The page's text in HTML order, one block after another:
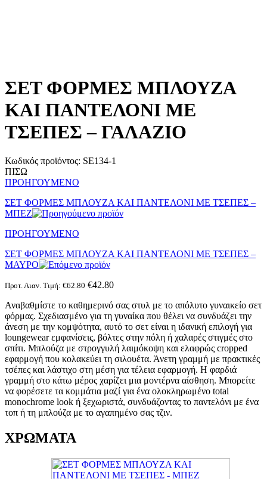
ΣΕΤ ΦΟΡΜΕΣ ΜΠΛΟΥΖΑ
ΚΑΙ ΠΑΝΤΕΛΟΝΙ ΜΕ
ΤΣΕΠΕΣ – ΓΑΛΑΖΙΟ
Κωδικός προϊόντος: SE134-1
ΠΙΣΩ
ΠΡΟΗΓΟΥΜΕΝΟ
ΣΕΤ ΦΟΡΜΕΣ ΜΠΛΟΥΖΑ ΚΑΙ ΠΑΝΤΕΛΟΝΙ ΜΕ ΤΣΕΠΕΣ –
ΜΠΕΖ
ΠΡΟΗΓΟΥΜΕΝΟ
ΣΕΤ ΦΟΡΜΕΣ ΜΠΛΟΥΖΑ ΚΑΙ ΠΑΝΤΕΛΟΝΙ ΜΕ ΤΣΕΠΕΣ –
ΜΑΥΡΟ
Προτ. Λιαν. Τιμή: €62.80 €42.80
Αναβαθμίστε το καθημερινό σας στυλ με το απόλυτο γυναικείο σετ
φόρμας. Σχεδιασμένο για τη γυναίκα που θέλει να συνδυάζει την
άνεση με την κομψότητα, αυτό το σετ είναι η ιδανική επιλογή για
loungewear εμφανίσεις, βόλτες στην πόλη ή χαλαρές στιγμές στο
σπίτι. Μπλούζα με στρογγυλή λαιμόκοψη και ελαφρώς cropped
εφαρμογή που κολακεύει τη σιλουέτα. Άνετη γραμμή με πρακτικές
τσέπες και λάστιχο στη μέση για τέλεια εφαρμογή. Η φαρδιά
γραμμή στο κάτω μέρος χαρίζει μια μοντέρνα αίσθηση. Μπορείτε
να φορέσετε τα κομμάτια μαζί για ένα ολοκληρωμένο total
monochrome look ή ξεχωριστά, συνδυάζοντας το παντελόνι με ένα
τοπ ή τη μπλούζα με το αγαπημένο σας τζιν.
ΧΡΩΜΑΤΑ